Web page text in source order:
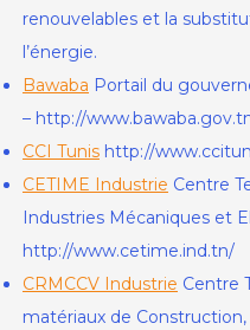
renouvelables et la
l’énergie.
Bawaba Portail du
– http://
CCI Tunis http://
CETIME Industrie Centre
Industries Mécaniques et
http://www.cetime.ind.tn/
CRMCCV Industrie Centre
matériaux de